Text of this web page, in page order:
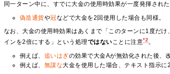
同一ターン中に、すでに大金の使用時効果が一度発揮され
偽造通貨や冠などで大金を2回使用した場合も同様。
なお、大金の使用時効果はあくまで「このターンに1度だ
インを2倍にする」という処理ではないことに注意*2。
例えば、 追いはぎの効果で大金Aが無効化された後、
例えば、 無謀な大金を使用した場合、テキスト指示